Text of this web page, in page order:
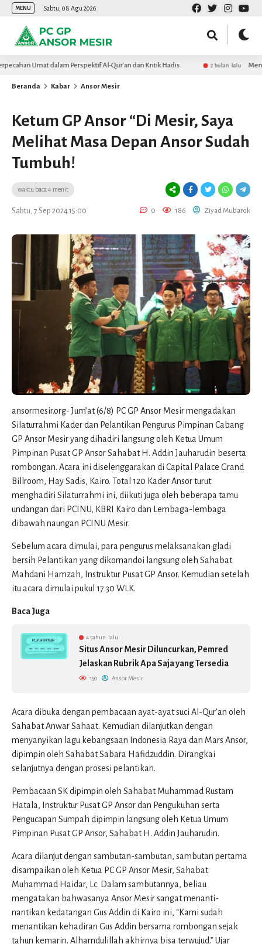
MENU Sabtu, 08 Agu 2026
Umat dalam Perspektif Al-Qur’an dan Kritik Hadis 2 bulan lalu Menanti
Beranda Kabar Ansor Mesir
Ketum GP Ansor “Di Mesir, Saya
Melihat Masa Depan Ansor Sudah
Tumbuh!
waktu baca 4 menit
Sabtu, 7 Sep 2024 15:00 0 186 Ziyad Mubarok
ansormesir.org- Jum’at (6/8) PC GP Ansor Mesir mengadakan
Silaturrahmi Kader dan Pelantikan Pengurus Pimpinan Cabang
GP Ansor Mesir yang dihadiri langsung oleh Ketua Umum
Pimpinan Pusat GP Ansor Sahabat H. Addin Jauharudin beserta
rombongan. Acara ini diselenggarakan di Capital Palace Grand
Billroom, Hay Sadis, Kairo. Total 120 Kader Ansor turut
menghadiri Silaturrahmi ini, diikuti juga oleh beberapa tamu
undangan dari PCINU, KBRI Kairo dan Lembaga-lembaga
dibawah naungan PCINU Mesir.
Sebelum acara dimulai, para pengurus melaksanakan gladi
bersih Pelantikan yang dikomandoi langsung oleh Sahabat
Mahdani Hamzah, Instruktur Pusat GP Ansor. Kemudian setelah
itu acara dimulai pukul 17.30 WLK.
Baca Juga
4 tahun lalu
Situs Ansor Mesir Diluncurkan, Pemred
Jelaskan Rubrik Apa Saja yang Tersedia
150 Ansor Mesir
Acara dibuka dengan pembacaan ayat-ayat suci Al-Qur’an oleh
Sahabat Anwar Sahaat. Kemudian dilanjutkan dengan
menyanyikan lagu kebangsaan Indonesia Raya dan Mars Ansor,
dipimpin oleh Sahabat Sabara Hafidzuddin. Dirangkai
selanjutnya dengan prosesi pelantikan.
Pembacaan SK dipimpin oleh Sahabat Muhammad Rustam
Hatala, Instruktur Pusat GP Ansor dan Pengukuhan serta
Pengucapan Sumpah dipimpin langsung oleh Ketua Umum
Pimpinan Pusat GP Ansor, Sahabat H. Addin Jauharudin.
Acara dilanjut dengan sambutan-sambutan, sambutan pertama
disampaikan oleh Ketua PC GP Ansor Mesir, Sahabat
Muhammad Haidar, Lc. Dalam sambutannya, beliau
mengatakan bahwasanya Ansor Mesir sangat menanti-
nantikan kedatangan Gus Addin di Kairo ini, “Kami sudah
menantikan kehadiran Gus Addin bersama rombongan sejak
tahun kemarin. Alhamdulillah akhirnya bisa terwujud.” Ujar